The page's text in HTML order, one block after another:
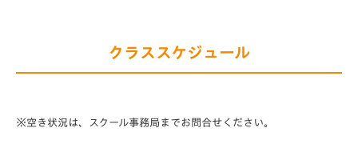
クラススケジュール
※空き状況は、スクール事務局までお問合せください。